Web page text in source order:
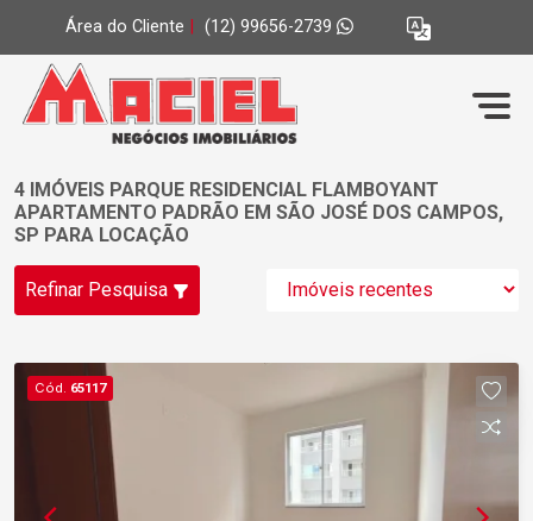
Área do Cliente (12) 99656-2739
4 IMÓVEIS PARQUE RESIDENCIAL FLAMBOYANT
APARTAMENTO PADRÃO EM SÃO JOSÉ DOS CAMPOS,
SP PARA LOCAÇÃO
Refinar Pesquisa
Cód. 65117